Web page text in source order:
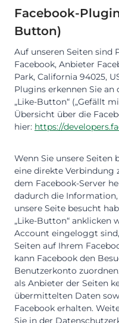
Facebook-
Button)
Auf unseren Seiten sind
Facebook, Anbieter
Park, California 94025,
Plugins erkennen Sie
„Like-Button“ („Gefällt
Übersicht über die
hier: https://
Wenn Sie unsere Seiten
eine direkte Verbindung
dem Facebook-Server
dadurch die
unsere Seite besucht
„Like-Button“ anklicken
Account eingeloggt
Seiten auf Ihrem
kann Facebook den
Benutzerkonto
als Anbieter der Seiten
übermittelten Daten
Facebook erhalten.
Sie in der